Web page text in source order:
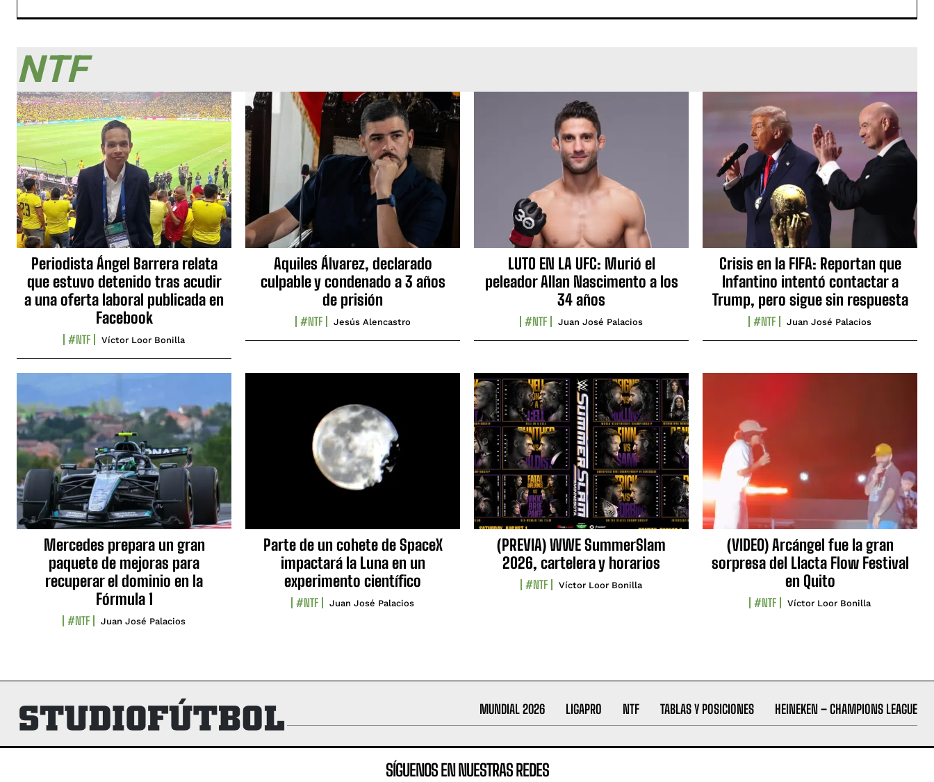
NTF
Periodista Ángel Barrera relata
que estuvo detenido tras acudir
a una oferta laboral publicada en
Facebook
#NTF Víctor Loor Bonilla
Aquiles Álvarez, declarado
culpable y condenado a 3 años
de prisión
#NTF Jesús Alencastro
LUTO EN LA UFC: Murió el
peleador Allan Nascimento a los
34 años
#NTF Juan José Palacios
Crisis en la FIFA: Reportan que
Infantino intentó contactar a
Trump, pero sigue sin respuesta
#NTF Juan José Palacios
Mercedes prepara un gran
paquete de mejoras para
recuperar el dominio en la
Fórmula 1
#NTF Juan José Palacios
Parte de un cohete de SpaceX
impactará la Luna en un
experimento científico
#NTF Juan José Palacios
(PREVIA) WWE SummerSlam
2026, cartelera y horarios
#NTF Víctor Loor Bonilla
(VIDEO) Arcángel fue la gran
sorpresa del Llacta Flow Festival
en Quito
#NTF Víctor Loor Bonilla
MUNDIAL 2026 LIGAPRO NTF TABLAS Y POSICIONES HEINEKEN – CHAMPIONS LEAGUE
SÍGUENOS EN NUESTRAS REDES